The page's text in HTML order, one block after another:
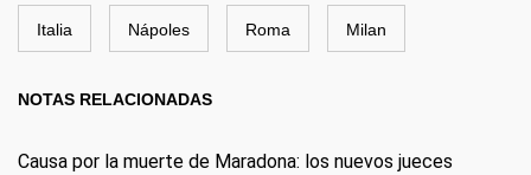
Italia Nápoles Roma Milan
NOTAS RELACIONADAS
Causa por la muerte de Maradona: los nuevos jueces